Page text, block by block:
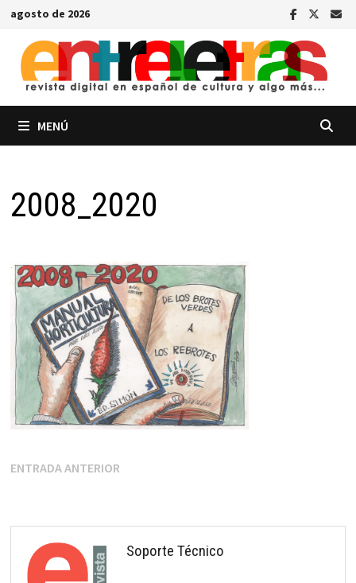
Saltar
contenido
agosto de 2026
MENÚ
2008_2020
Navegación
entradas
ENTRADA ANTERIOR
Soporte Técnico